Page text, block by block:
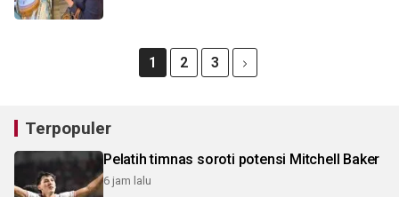
1 2 3
Terpopuler
Pelatih timnas soroti potensi Mitchell Baker
6 jam lalu